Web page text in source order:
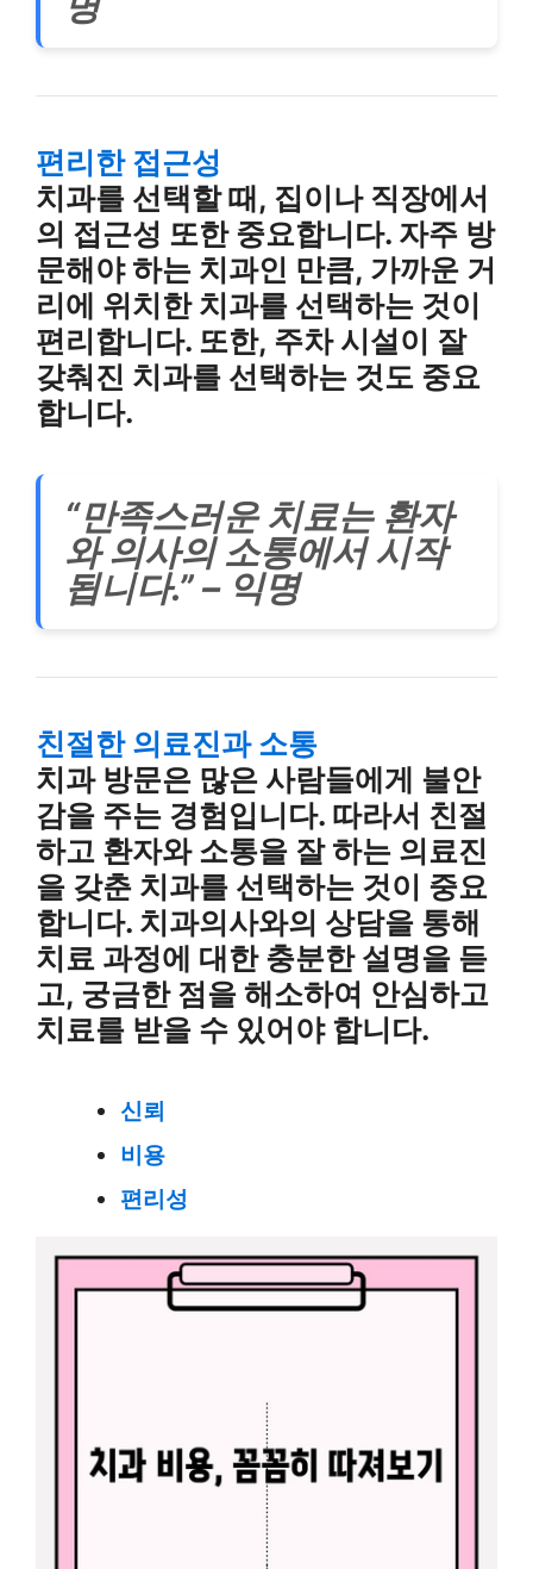
편리한 접근성
치과를 선택할 때, 집이나 직장에서
의 접근성 또한 중요합니다. 자주 방
문해야 하는 치과인 만큼, 가까운 거
리에 위치한 치과를 선택하는 것이
편리합니다. 또한, 주차 시설이 잘
갖춰진 치과를 선택하는 것도 중요
합니다.
“만족스러운 치료는 환자
와 의사의 소통에서 시작
됩니다.” – 익명
친절한 의료진과 소통
치과 방문은 많은 사람들에게 불안
감을 주는 경험입니다. 따라서 친절
하고 환자와 소통을 잘 하는 의료진
을 갖춘 치과를 선택하는 것이 중요
합니다. 치과의사와의 상담을 통해
치료 과정에 대한 충분한 설명을 듣
고, 궁금한 점을 해소하여 안심하고
치료를 받을 수 있어야 합니다.
신뢰
비용
편리성